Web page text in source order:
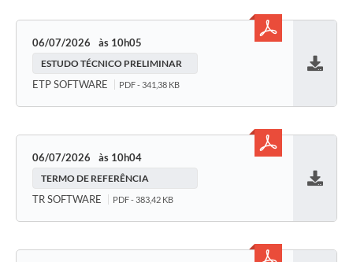
06/07/2026 10h05
ESTUDO TÉCNICO PRELIMINAR
ETP SOFTWARE PDF - 341,38 KB
06/07/2026 10h04
TERMO DE REFERÊNCIA
TR SOFTWARE PDF - 383,42 KB